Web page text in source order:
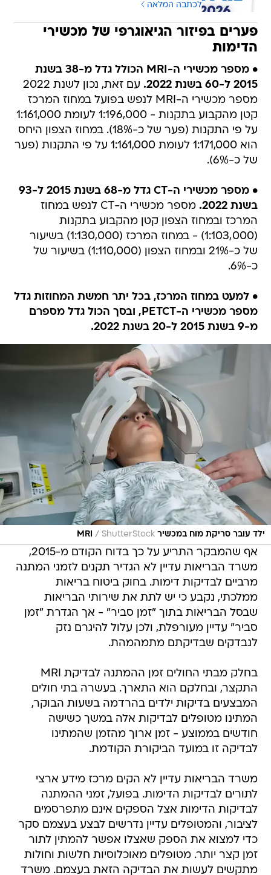
לכתבה המלאה
פערים בפיזור הגיאוגרפי של מכשירי
הדימות
• מספר מכשירי ה-MRI הכולל גדל מ-38 בשנת
2015 ל-60 בשנת 2022.
עם זאת, נכון לשנת 2022
מספר מכשירי ה-MRI לנפש בפועל במחוז המרכז
קטן מהקבוע בתקנות - 1:196,000 לעומת 1:161,000
על פי התקנות (פער של כ-18%). במחוז הצפון היחס
הוא 1:171,000 לעומת 1:161,000 על פי התקנות (פער
של כ-6%).
• מספר מכשירי ה-CT גדל מ-68 בשנת 2015 ל-93
בשנת 2022.
מספר מכשירי ה-CT לנפש במחוז
המרכז ובמחוז הצפון קטן מהקבוע בתקנות
(1:103,000) - במחוז המרכז (1:130,000) בשיעור
של כ-21% ובמחוז הצפון (1:110,000) בשיעור של
כ-6%.
• למעט במחוז המרכז, בכל יתר חמשת המחוזות גדל
מספר מכשירי ה-PETCT, ובסך הכול גדל מספרם
מ-9 בשנת 2015 ל-20 בשנת 2022.
ילד עובר סריקת מוח במכשיר MRI / ShutterStock
אף שהמבקר התריע על כך בדוח הקודם מ-2015,
משרד הבריאות עדיין לא הגדיר תקנים לזמני המתנה
מרביים לבדיקות דימות. בחוק ביטוח בריאות
ממלכתי, נקבע כי יש לתת את שירותי הבריאות
שבסל הבריאות בתוך "זמן סביר" - אך הגדרת "זמן
סביר" עדיין מעורפלת, ולכן עלול להיגרם נזק
לנבדקים שבדיקתם מתמהמהת.
בחלק מבתי החולים זמן ההמתנה לבדיקת MRI
התקצר, ובחלקם הוא התארך. בעשרה בתי חולים
המבצעים בדיקות ילדים בהרדמה בשעות הבוקר,
המתינו מטופלים לבדיקות אלה במשך כשישה
חודשים בממוצע - זמן ארוך מהזמן שהמתינו
לבדיקה זו במועד הביקורת הקודמת.
משרד הבריאות עדיין לא הקים מרכז מידע ארצי
לתורים לבדיקות הדימות. בפועל, זמני ההמתנה
לבדיקות הדימות אצל הספקים אינם מתפרסמים
לציבור, והמטופלים עדיין נדרשים לבצע בעצמם סקר
כדי למצוא את הספק שאצלו אפשר להמתין לתור
זמן קצר יותר. מטופלים מאוכלוסיות חלשות וחולות
מתקשים לעשות את הבדיקה הזאת בעצמם. משרד